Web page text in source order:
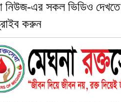
নিউজ-এর সকল ভিডিও দেখতে
করুন